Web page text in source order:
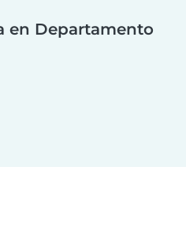
en Departamento